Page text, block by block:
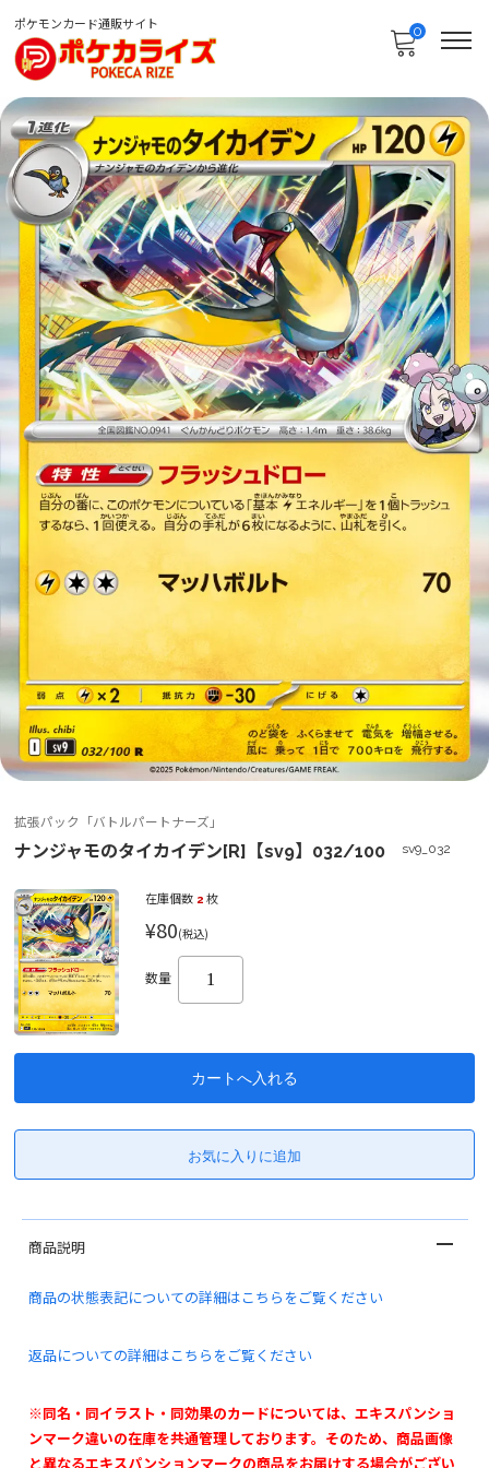
ポケモンカード通販サイト 0
拡張パック「バトルパートナーズ」
ナンジャモのタイカイデン[R]【sv9】032/100 sv9_032
在庫個数 2 枚
¥80(税込)
数量
商品説明
商品の状態表記についての詳細はこちらをご覧ください
返品についての詳細はこちらをご覧ください
※同名・同イラスト・同効果のカードについては、エキスパンショ
ンマーク違いの在庫を共通管理しております。そのため、商品画像
と異なるエキスパンションマークの商品をお届けする場合がござい